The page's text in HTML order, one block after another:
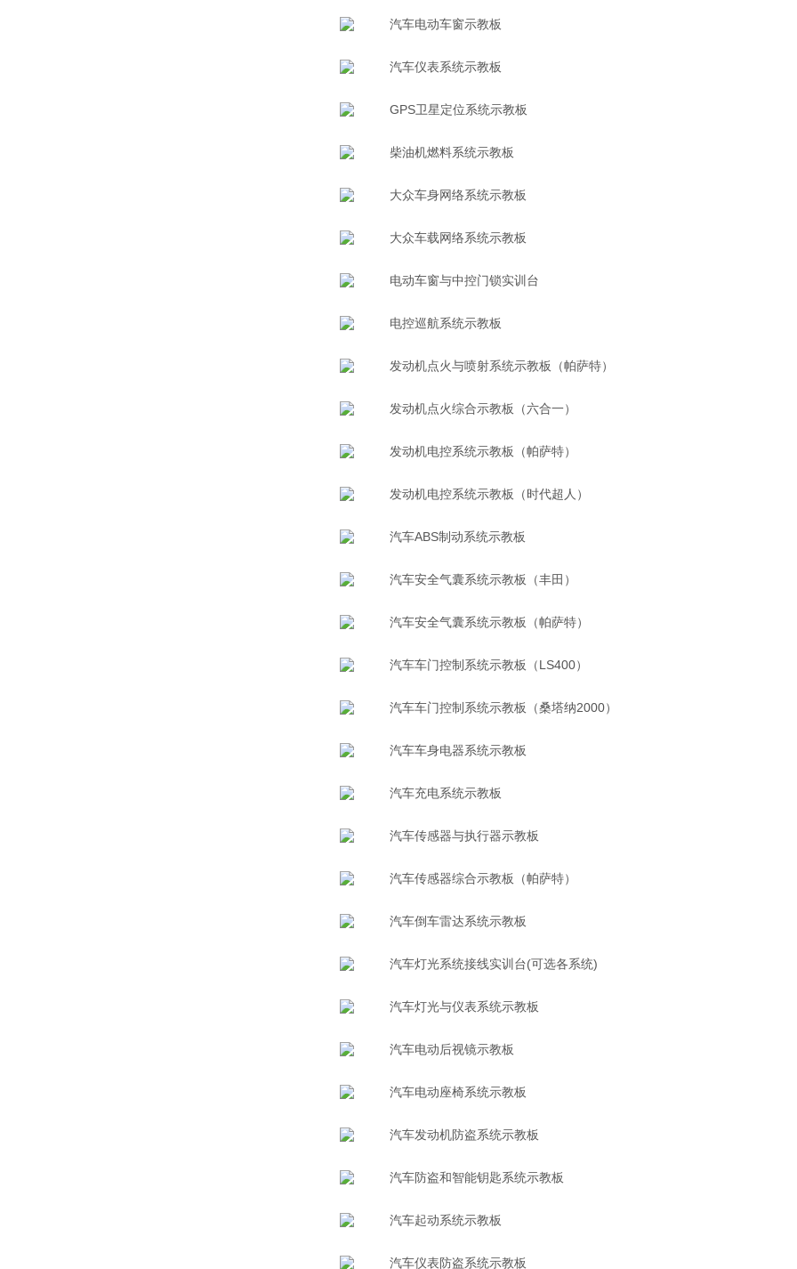
汽车电动车窗示教板
汽车仪表系统示教板
GPS卫星定位系统示教板
柴油机燃料系统示教板
大众车身网络系统示教板
大众车载网络系统示教板
电动车窗与中控门锁实训台
电控巡航系统示教板
发动机点火与喷射系统示教板（帕萨特）
发动机点火综合示教板（六合一）
发动机电控系统示教板（帕萨特）
发动机电控系统示教板（时代超人）
汽车ABS制动系统示教板
汽车安全气囊系统示教板（丰田）
汽车安全气囊系统示教板（帕萨特）
汽车车门控制系统示教板（LS400）
汽车车门控制系统示教板（桑塔纳2000）
汽车车身电器系统示教板
汽车充电系统示教板
汽车传感器与执行器示教板
汽车传感器综合示教板（帕萨特）
汽车倒车雷达系统示教板
汽车灯光系统接线实训台(可选各系统)
汽车灯光与仪表系统示教板
汽车电动后视镜示教板
汽车电动座椅系统示教板
汽车发动机防盗系统示教板
汽车防盗和智能钥匙系统示教板
汽车起动系统示教板
汽车仪表防盗系统示教板